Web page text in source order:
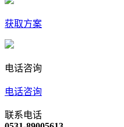
获取方案
电话咨询
电话咨询
联系电话